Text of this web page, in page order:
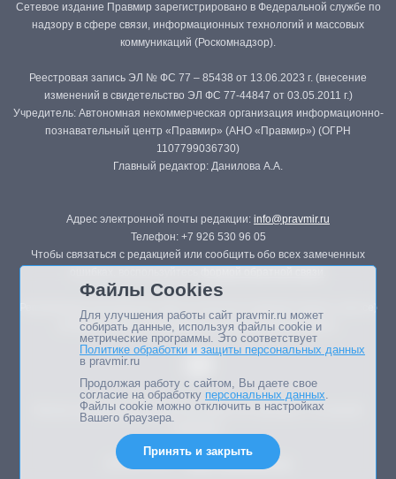
Сетевое издание Правмир зарегистрировано в Федеральной службе по
надзору в сфере связи, информационных технологий и массовых
коммуникаций (Роскомнадзор).
Реестровая запись ЭЛ № ФС 77 – 85438 от 13.06.2023 г. (внесение
изменений в свидетельство ЭЛ ФС 77-44847 от 03.05.2011 г.)
Учредитель: Автономная некоммерческая организация информационно-
познавательный центр «Правмир» (АНО «Правмир») (ОГРН
1107799036730)
Главный редактор: Данилова А.А.
Адрес электронной почты редакции: info@pravmir.ru
Телефон: +7 926 530 96 05
Чтобы связаться с редакцией или сообщить обо всех замеченных
Републикация материалов сайта в печатных изданиях (книгах, прессе)
возможна только с письменного разрешения редакции.
Мнение авторов статей портала может не совпадать с позицией
Дизайн сайта -
Файлы Cookies
Для улучшения работы сайт pravmir.ru может
собирать данные, используя файлы cookie и
метрические программы. Это соответствует
Политике обработки и защиты персональных данных
в pravmir.ru
Продолжая работу с сайтом, Вы даете свое
согласие на обработку персональных данных.
Файлы cookie можно отключить в настройках
Вашего браузера.
Принять и закрыть